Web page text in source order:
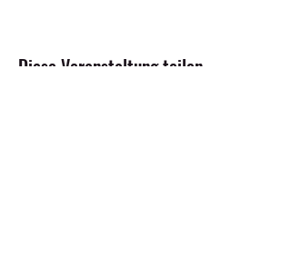
Diese Veranstaltung teilen